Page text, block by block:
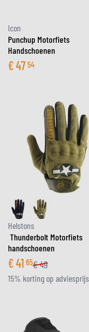
Icon
Punchup Motorfiets
Handschoenen
€47 54
Helstons
Thunderbolt Motorfiets
handschoenen
€41 65€49
15% korting op adviesprijs